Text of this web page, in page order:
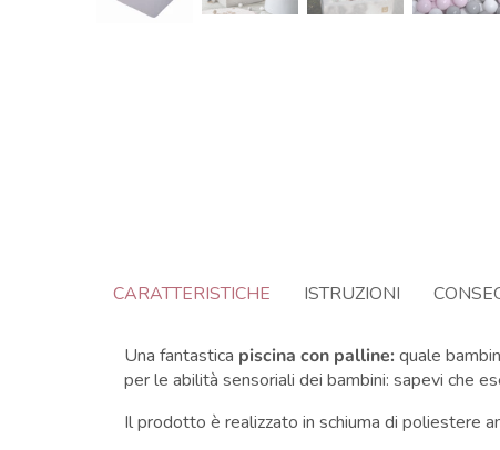
CARATTERISTICHE ISTRUZIONI
Una fantastica piscina con palline:quale
per le abilità sensoriali dei bambini: sapevi che
Il prodotto è realizzato in schiuma di poliestere